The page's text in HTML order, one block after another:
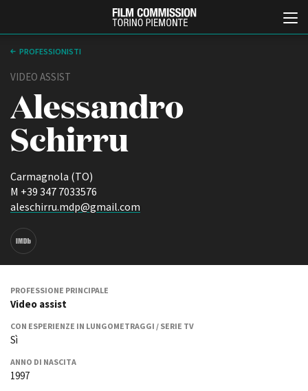
Chi siamo
Storia della Fondazione
La sede
Partner
Rete regionale
trasparente
Bandi e gare
Production Days
location della Torino di Paolo
PROFESSIONISTI
VIDEO ASSIST
Alessandro
Schirru
Carmagnola (TO)
M +39 347 7033576
aleschirru.mdp@gmail.com
PROFESSIONE PRINCIPALE
Video assist
CON ESPERIENZE IN LUNGOMETRAGGI / SERIE TV
Sì
ANNO DI NASCITA
1997